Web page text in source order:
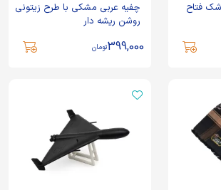
فتاح
چفیه عربی مشکی با طرح زیتونی
روشن ریشه دار
399,000تومان